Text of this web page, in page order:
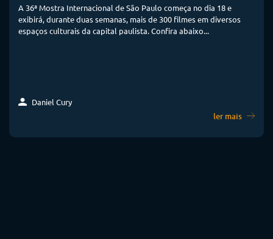
A 36ª Mostra Internacional de São Paulo começa no dia 18 e
exibirá, durante duas semanas, mais de 300 filmes em diversos
espaços culturais da capital paulista. Confira abaixo...
Daniel Cury
ler mais